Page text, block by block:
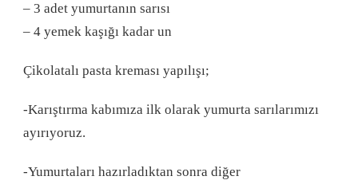
– 3 adet yumurtanın sarısı
– 4 yemek kaşığı kadar un
Çikolatalı pasta kreması yapılışı;
-Karıştırma kabımıza ilk olarak yumurta sarılarımızı
ayırıyoruz.
-Yumurtaları hazırladıktan sonra diğer